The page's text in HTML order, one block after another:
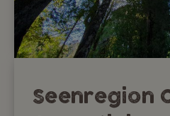
Seenregion